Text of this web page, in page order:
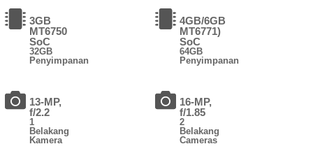
3GB
MT6750
SoC
32GB
Penyimpanan
13-MP,
f/2.2
1
Belakang
Kamera
4GB/6GB
MT6771)
SoC
64GB
Penyimpanan
16-MP,
f/1.85
2
Belakang
Cameras